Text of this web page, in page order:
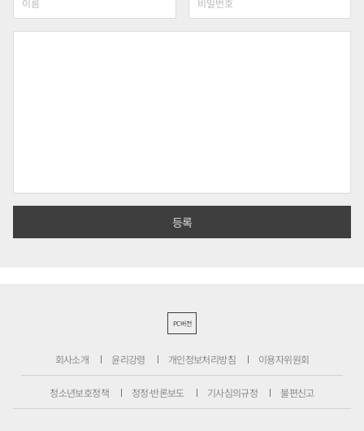
PC버전
회사소개 윤리강령 개인정보처리방침 이용자위원회
청소년보호정책 정정·반론보도 기사심의규정 불편신고